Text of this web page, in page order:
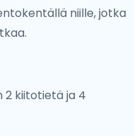
niille, jotka
2 kiitotietä ja 4